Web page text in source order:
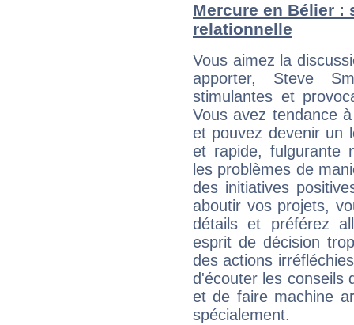
Mercure en Bélier :
relationnelle
Vous aimez la
apporter, Steve
stimulantes et
Vous avez tendance
et pouvez devenir un
et rapide, fulgurante
les problèmes de
des initiatives
aboutir vos projets,
détails et préférez
esprit de décision
des actions
d'écouter les conseils
et de faire machine
spécialement.